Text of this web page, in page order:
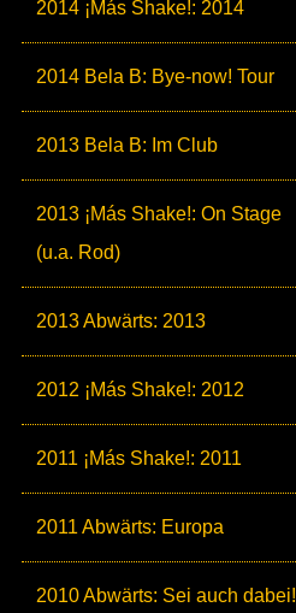
2014 ¡Más Shake!: 2014
2014 Bela B: Bye-now! Tour
2013 Bela B: Im Club
2013 ¡Más Shake!: On Stage
(u.a. Rod)
2013 Abwärts: 2013
2012 ¡Más Shake!: 2012
2011 ¡Más Shake!: 2011
2011 Abwärts: Europa
2010 Abwärts: Sei auch dabei!